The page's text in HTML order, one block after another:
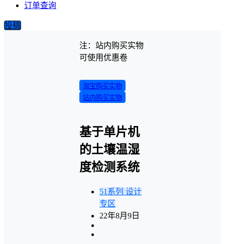
订单查询
投稿
注：站内购买实物
可使用优惠卷
淘宝购买实物
站内购买实物
基于单片机
的土壤温湿
度检测系统
51系列 设计
专区
22年8月9日